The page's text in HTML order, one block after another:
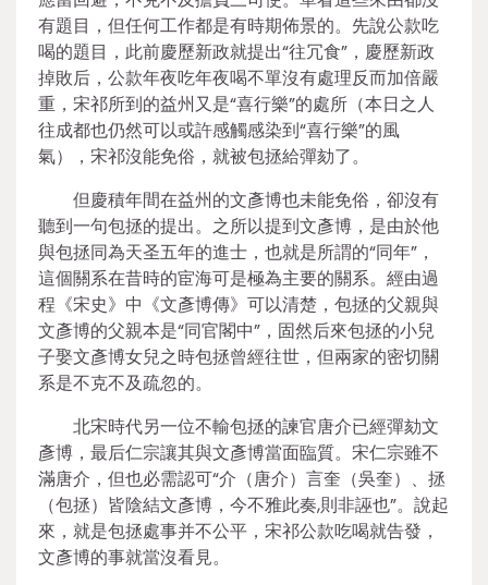
有題目，但任何工作都是有時期佈景的。先說公款吃
喝的題目，此前慶歷新政就提出“往冗食”，慶歷新政
掉敗后，公款年夜吃年夜喝不單沒有處理反而加倍嚴
重，宋祁所到的益州又是“喜行樂”的處所（本日之人
往成都也仍然可以或許感觸感染到“喜行樂”的風
氣），宋祁沒能免俗，就被包拯給彈劾了。
但慶積年間在益州的文彥博也未能免俗，卻沒有
聽到一句包拯的提出。之所以提到文彥博，是由於他
與包拯同為天圣五年的進士，也就是所謂的“同年”，
這個關系在昔時的宦海可是極為主要的關系。經由過
程《宋史》中《文彥博傳》可以清楚，包拯的父親與
文彥博的父親本是“同官閣中”，固然后來包拯的小兒
子娶文彥博女兒之時包拯曾經往世，但兩家的密切關
系是不克不及疏忽的。
北宋時代另一位不輸包拯的諫官唐介已經彈劾文
彥博，最后仁宗讓其與文彥博當面臨質。宋仁宗雖不
滿唐介，但也必需認可“介（唐介）言奎（吳奎）、拯
（包拯）皆陰結文彥博，今不雅此奏,則非誣也”。說起
來，就是包拯處事并不公平，宋祁公款吃喝就告發，
文彥博的事就當沒看見。